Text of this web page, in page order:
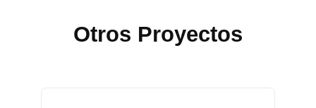
Otros Proyectos